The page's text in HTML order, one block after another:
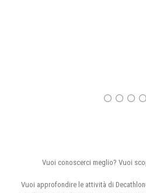
Vuoi conoscerci meglio? Vuoi
Vuoi approfondire le attività di